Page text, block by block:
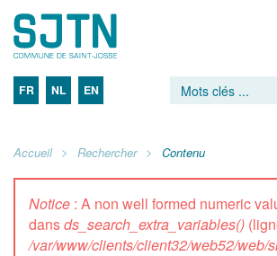
FR NL EN
Accueil Rechercher Contenu
Notice : A non well formed numeric
dansds_search_extra_variables()
/var/www/clients/client32/web52/web/